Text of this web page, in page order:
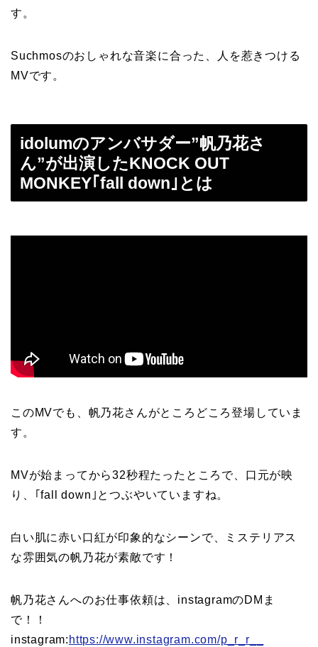
す。
Suchmosのおしゃれな音楽に合った、人を惹きつける
MVです。
idolumのアンバサダー”帆乃花さ
ん”が出演したKNOCK OUT
MONKEY｢fall down｣とは
このMVでも、帆乃花さんがところどころ登場していま
す。
MVが始まってから32秒程たったところで、口元が映
り、｢fall down｣とつぶやいていますね。
白い肌に赤い口紅が印象的なシーンで、ミステリアス
な雰囲気の帆乃花が素敵です！
帆乃花さんへのお仕事依頼は、instagramのDMま
で！！
instagram: https://www.instagram.com/p_r_r__